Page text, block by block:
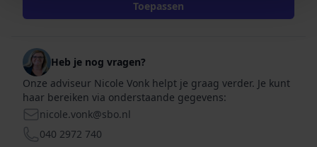
Toepassen
Heb je nog vragen?
Onze adviseur Nicole Vonk helpt je graag verder. Je kunt
haar bereiken via onderstaande gegevens:
E-mailnicole.vonk@sbo.nl
Telefoon
040 2972 740